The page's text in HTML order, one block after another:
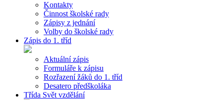
Kontakty
Činnost školské rady
Zápisy z jednání
Volby do školské rady
Zápis do 1. tříd
Aktuální zápis
Formuláře k zápisu
Rozřazení žáků do 1. tříd
Desatero předškoláka
Třída Svět vzdělání